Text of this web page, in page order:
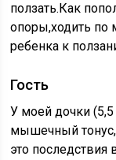
ползать.Как
опоры,ходить по
ребенка к
Гость
У моей дочки
мышечный тонус,
это последствия